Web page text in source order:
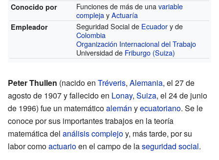
Conocido por Funciones de más de unavariable
complejayActuaría
Empleador Seguridad Social de Ecuadory de
Colombia
Organización Internacional del Trabajo
Universidad de Friburgo (Suiza)
Peter Thullen (nacido en Tréveris, Alemania, el 27 de
agosto de 1907 y fallecido en Lonay, Suiza, el 24 de junio
de 1996) fue un matemáticoalemán yecuatoriano. Se le
conoce por sus importantes trabajos en la teoría
matemática del análisis complejoy, más tarde, por su
labor comoactuarioen el campo de laseguridad social.